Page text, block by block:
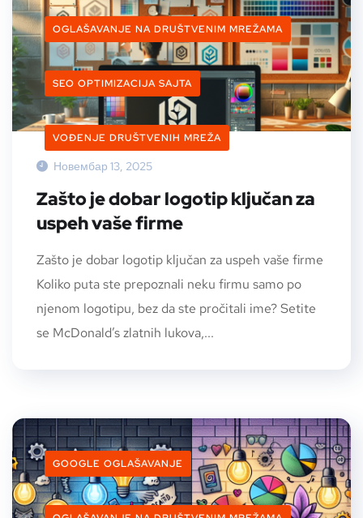
OGLAŠAVANJE NA DRUŠTVENIM MREŽAMA
SEO OPTIMIZACIJA SAJTA
VOĐENJE DRUŠTVENIH MREŽA
Новембар 13, 2025
Zašto je dobar logotip ključan za
uspeh vaše firme
Zašto je dobar logotip ključan za uspeh vaše firme
Koliko puta ste prepoznali neku firmu samo po
njenom logotipu, bez da ste pročitali ime? Setite
se McDonald’s zlatnih lukova,...
GOOGLE OGLAŠAVANJE